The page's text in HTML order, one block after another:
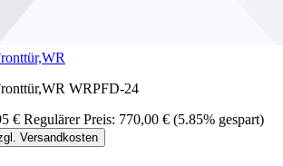
WRPFD-24
€ Regulärer Preis: 770,00 € (5.85% gespart)
Versandkosten